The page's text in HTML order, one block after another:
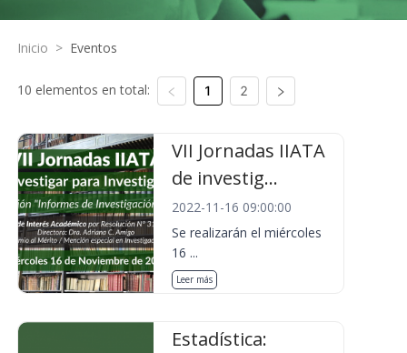
Inicio > Eventos
10 elementos en total: 1 2
VII Jornadas IIATA
de investig...
2022-11-16 09:00:00
Se realizarán el miércoles
16 ...
Leer más
Estadística: